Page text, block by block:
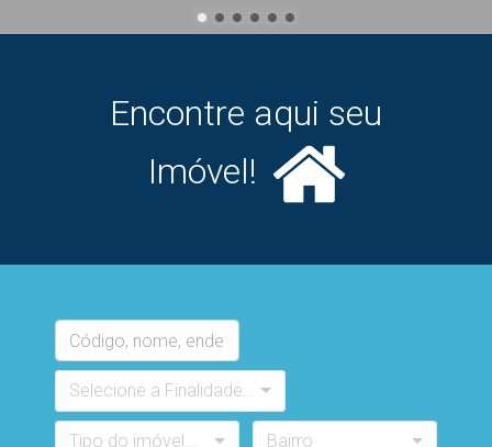
Encontre aqui seu
Imóvel!
Selecione a Finalidade...
Tipo do imóvel... Bairro